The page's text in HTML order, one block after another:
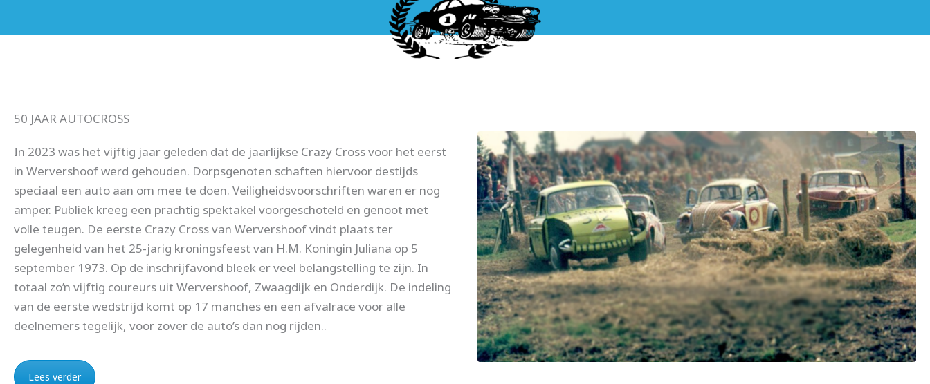
50 JAAR AUTOCROSS
In 2023 was het vijftig jaar geleden dat de jaarlijkse Crazy Cross voor het eerst
in Wervershoof werd gehouden. Dorpsgenoten schaften hiervoor destijds
speciaal een auto aan om mee te doen. Veiligheidsvoorschriften waren er nog
amper. Publiek kreeg een prachtig spektakel voorgeschoteld en genoot met
volle teugen. De eerste Crazy Cross van Wervershoof vindt plaats ter
gelegenheid van het 25-jarig kroningsfeest van H.M. Koningin Juliana op 5
september 1973. Op de inschrijfavond bleek er veel belangstelling te zijn. In
totaal zo’n vijftig coureurs uit Wervershoof, Zwaagdijk en Onderdijk. De indeling
van de eerste wedstrijd komt op 17 manches en een afvalrace voor alle
deelnemers tegelijk, voor zover de auto’s dan nog rijden..
Lees verder